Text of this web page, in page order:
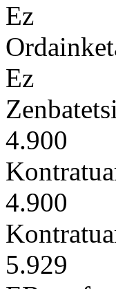
Ez
Ez
4.900
4.900
5.929